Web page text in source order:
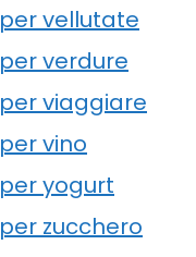
vellutate
verdure
viaggiare
vino
yogurt
zucchero